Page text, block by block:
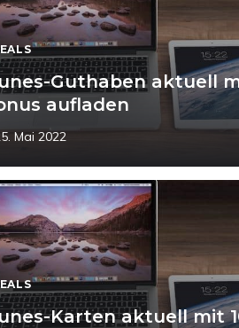
Guthaben aktuell
aufladen
Mai 2022
Karten aktuell mit